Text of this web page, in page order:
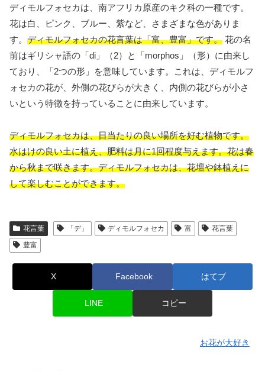
ディモルフォセカは、南アフリカ原産のキク科の一種です。
花は白、ピンク、ブルー、紫など、さまざまな色がありま
す。 ディモルフォセカの花言葉は「富、豊富」です。 花の名
前はギリシャ語の「di」（2）と「morphos」（形）に由来し
ており、「2つの形」を意味しています。これは、ディモルフ
ォセカの花が、外側の花びらが大きく、内側の花びらが小さ
いという特徴を持っていることに由来しています。
ディモルフォセカは、日当たりの良い場所を好む植物です。
水はけの良い土に植え、肥料は月に1回程度与えます。花は春
から秋まで咲きます。ディモルフォセカは、花壇や鉢植えに
して楽しむことができます。
花言葉 「デ」 ディモルフォセカ 富
花言葉
豊富
X Facebook はてブ
LINE コピー
お花が大好き